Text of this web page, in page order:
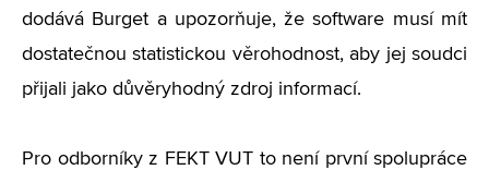
dodává Burget a upozorňuje, že software musí mít
dostatečnou statistickou věrohodnost, aby jej soudci
přijali jako důvěryhodný zdroj informací.
Pro odborníky z FEKT VUT to není první spolupráce